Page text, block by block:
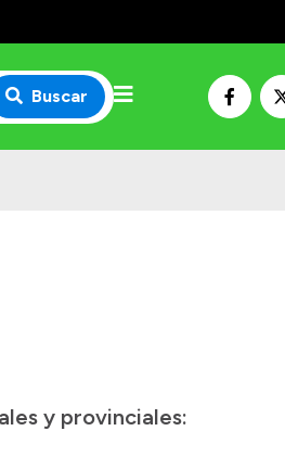
Buscar
y provinciales: